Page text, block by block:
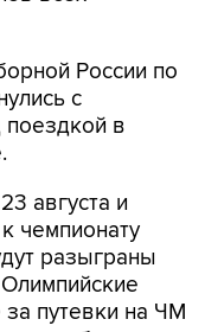
России по
в
августа и
разыграны
путевки на ЧМ
бороться